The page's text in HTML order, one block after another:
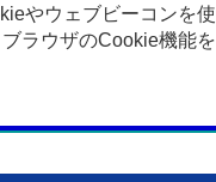
やウェブビーコンを使
ラウザのCookie機能を